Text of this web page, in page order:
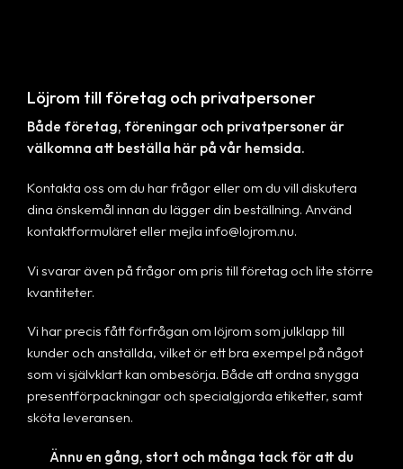
Löjrom till företag och privatpersoner
Både företag, föreningar och privatpersoner är
välkomna att beställa här på vår hemsida.
Kontakta oss om du har frågor eller om du vill diskutera
dina önskemål innan du lägger din beställning. Använd
kontaktformuläret eller mejla info@lojrom.nu.
Vi svarar även på frågor om pris till företag och lite större
kvantiteter.
Vi har precis fått förfrågan om löjrom som julklapp till
kunder och anställda, vilket ör ett bra exempel på något
som vi självklart kan ombesörja. Både att ordna snygga
presentförpackningar och specialgjorda etiketter, samt
sköta leveransen.
Ännu en gång, stort och många tack för att du